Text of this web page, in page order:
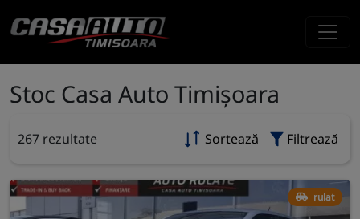
Stoc Casa Auto Timișoara
267 rezultate Sortează Filtrează
rulat